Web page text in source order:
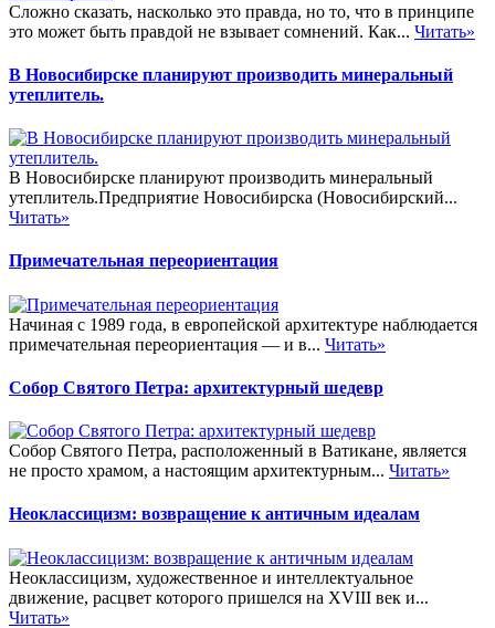
Сложно сказать, насколько это правда, но то, что в принципе
это может быть правдой не взывает сомнений. Как... Читать»
В Новосибирске планируют производить минеральный
утеплитель.
В Новосибирске планируют производить минеральный
утеплитель.Предприятие Новосибирска (Новосибирский...
Читать»
Примечательная переориентация
Начиная с 1989 года, в европейской архитектуре наблюдается
примечательная переориентация — и в... Читать»
Собор Святого Петра: архитектурный шедевр
Собор Святого Петра, расположенный в Ватикане, является
не просто храмом, а настоящим архитектурным... Читать»
Неоклассицизм: возвращение к античным идеалам
Неоклассицизм, художественное и интеллектуальное
движение, расцвет которого пришелся на XVIII век и...
Читать»